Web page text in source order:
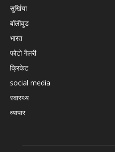
सुर्खिया
बॉलीवुड
भारत
फोटो गैलरी
क्रिकेट
social media
स्वास्थ्य
व्यापार